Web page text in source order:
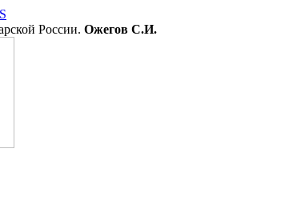
России. Ожегов С.И.